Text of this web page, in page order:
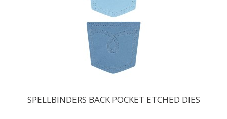
SPELLBINDERS BACK POCKET ETCHED DIES